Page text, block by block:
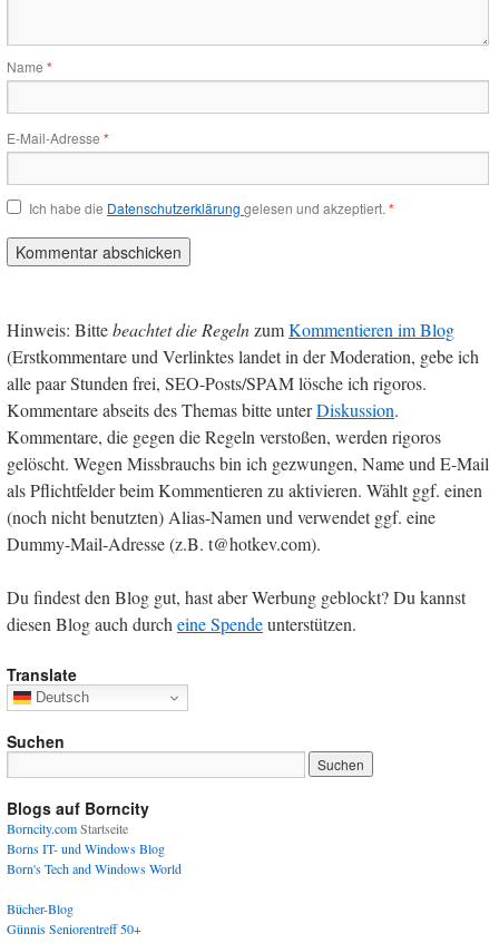
Name *
E-Mail-Adresse *
Ich habe die Datenschutzerklärung gelesen und akzeptiert. *
Hinweis: Bittebeachtet die RegelnzumKommentieren im Blog
(Erstkommentare und Verlinktes landet in der Moderation, gebe ich
alle paar Stunden frei, SEO-Posts/SPAM lösche ich rigoros.
Kommentare abseits des Themas bitte unterDiskussion.
Kommentare, die gegen die Regeln verstoßen, werden rigoros
gelöscht. Wegen Missbrauchs bin ich gezwungen, Name und E-Mail
als Pflichtfelder beim Kommentieren zu aktivieren. Wählt ggf. einen
(noch nicht benutzten) Alias-Namen und verwendet ggf. eine
Dummy-Mail-Adresse (z.B. t@hotkev.com).
Du findest den Blog gut, hast aber Werbung geblockt? Du kannst
diesen Blog auch durcheine Spendeunterstützen.
Translate
Deutsch
Suchen
Blogs auf Borncity
Borncity.comStartseite
Borns IT- und Windows Blog
Born's Tech and Windows World
Bücher-Blog
Günnis Seniorentreff 50+